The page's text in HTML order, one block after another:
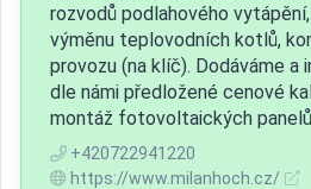
rozvodů podlahového
výměnu teplovodních kotlů,
provozu (na klíč). Dodáváme
dle námi předložené cenové
montáž fotovoltaických
+420722941220
https://www.milanhoch.cz/